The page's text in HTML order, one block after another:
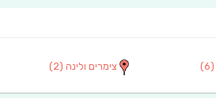
(6) צימרים ולינה (2)